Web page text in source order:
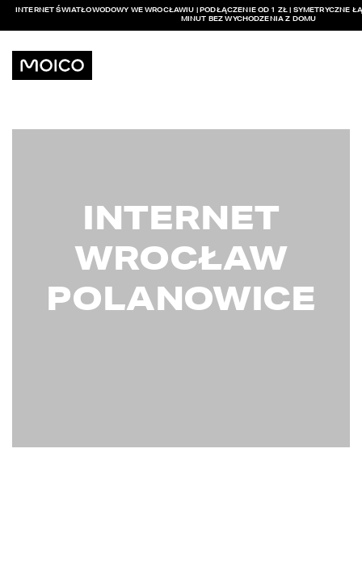
INTERNET ŚWIATŁOWODOWY WE WROCŁAWIU | PODŁĄCZENIE OD 1 ZŁ | SYMETRYCZNE
MINUT BEZ WYCHODZENIA Z DOMU
INTERNET
WROCŁAW
POLANOWICE